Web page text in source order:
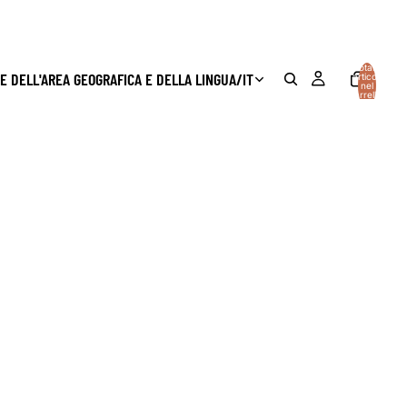
DELL'AREA GEOGRAFICA E DELLA LINGUA/IT
Totale
articoli
nel
carrello: